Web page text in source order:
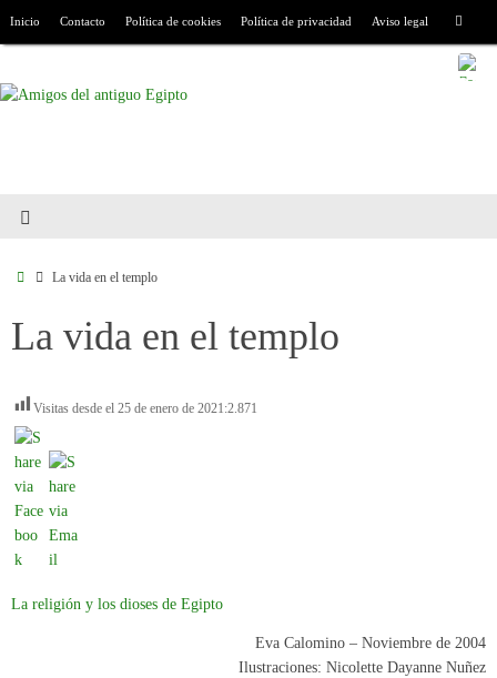
Inicio Contacto Política de cookies Política de privacidad Aviso legal
La vida en el templo
La vida en el templo
Visitas desde el 25 de enero de 2021:2.871
La religión y los dioses de Egipto
Eva Calomino – Noviembre de 2004
Ilustraciones: Nicolette Dayanne Nuñez